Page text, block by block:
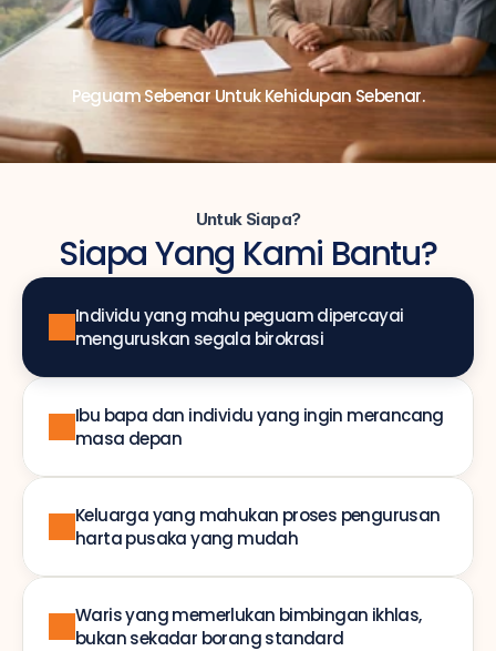
Peguam Sebenar Untuk Kehidupan Sebenar.
Untuk Siapa?
Siapa Yang Kami Bantu?
Ibu bapa dan individu yang ingin merancang
masa depan
Keluarga yang mahukan proses pengurusan
harta pusaka yang mudah
Waris yang memerlukan bimbingan ikhlas,
bukan sekadar borang standard
Individu yang mahu peguam dipercayai
menguruskan segala birokrasi